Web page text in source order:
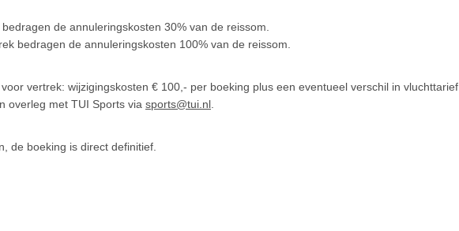
de annuleringskosten 30% van de reissom.
bedragen de annuleringskosten 100% van de reissom.
vertrek: wijzigingskosten € 100,- per boeking plus een eventueel verschil in vluchttarief.
overleg met TUI Sports via sports@tui.nl
de boeking is direct definitief.